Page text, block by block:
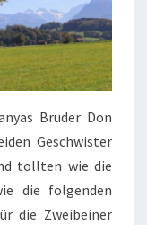
Bruder Don
Geschwister
tollten wie die
die folgenden
die Zweibeiner